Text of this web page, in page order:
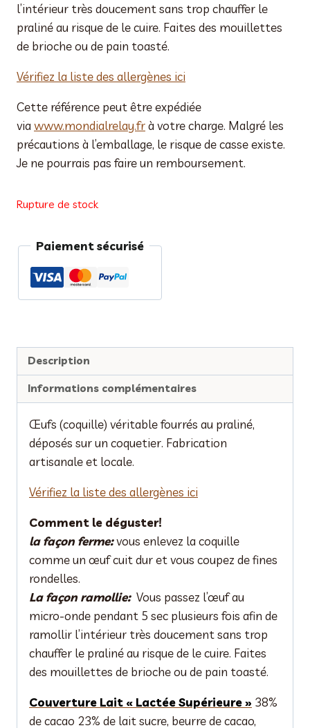
l’intérieur très doucement sans trop chauffer le
praliné au risque de le cuire. Faites des mouillettes
de brioche ou de pain toasté.
Vérifiez la liste des allergènes ici
Cette référence peut être expédiée
via www.mondialrelay.frà votre charge. Malgré les
précautions à l’emballage, le risque de casse existe.
Je ne pourrais pas faire un remboursement.
Rupture de stock
Paiement sécurisé
Description
Informations complémentaires
Œufs (coquille) véritable fourrés au praliné,
déposés sur un coquetier. Fabrication
artisanale et locale.
Vérifiez la liste des allergènes ici
Comment le déguster!
la façon ferme:vous enlevez la coquille
comme un œuf cuit dur et vous coupez de fines
rondelles.
La façon ramollie: Vous passez l’œuf au
micro-onde pendant 5 sec plusieurs fois afin de
ramollir l’intérieur très doucement sans trop
chauffer le praliné au risque de le cuire. Faites
des mouillettes de brioche ou de pain toasté.
Couverture Lait « Lactée Supérieure » 38%
de cacao 23% de lait sucre, beurre de cacao,